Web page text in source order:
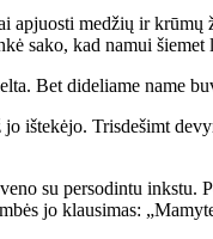
me­džių ir
sa­ko, kad na­mui
Bet di­de­lia­me na­me
iš­te­kė­jo. Tris­de­šimt
su per­so­din­tu
jo klau­si­mas: